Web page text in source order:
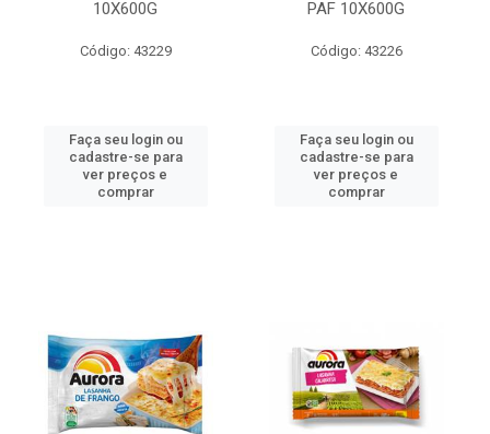
10X600G
Código: 43229
Faça seu login ou
cadastre-se para
ver preços e
comprar
PAF 10X600G
Código: 43226
Faça seu login ou
cadastre-se para
ver preços e
comprar